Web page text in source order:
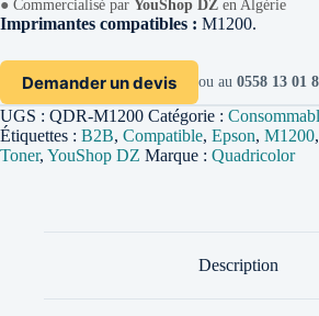
● Commercialisé par YouShop DZ en Algérie
Imprimantes compatibles : M1200.
Demander un devis ou au 0558 13 01
UGS : QDR-M1200 Catégorie :
Étiquettes : B2B, Compatible, Epson, M1200,
Toner, YouShop DZ Marque : Quadricolor
Description